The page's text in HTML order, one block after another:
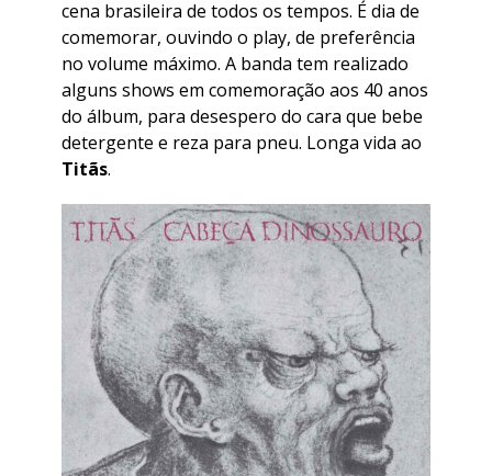
cena brasileira de todos os tempos. É dia de
comemorar, ouvindo o play, de preferência
no volume máximo. A banda tem realizado
alguns shows em comemoração aos 40 anos
do álbum, para desespero do cara que bebe
detergente e reza para pneu. Longa vida ao
Titãs.